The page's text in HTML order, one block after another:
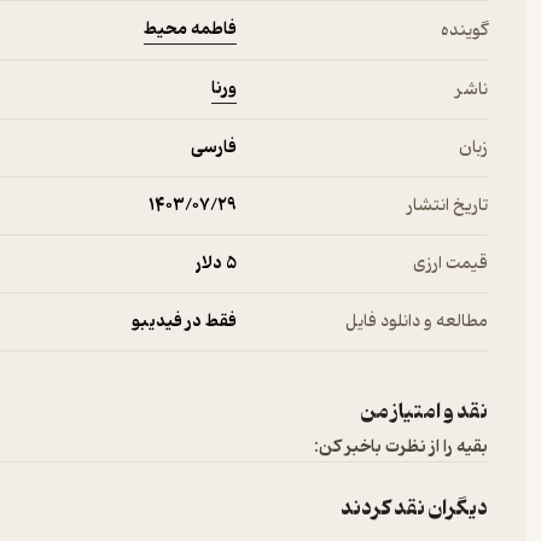
گوینده فاطمه محیط
ناشر ورنا
زبان فارسی
تاریخ انتشار ۱۴۰۳/۰۷/۲۹
قیمت ارزی 5 دلار
مطالعه و دانلود فایل فقط در فیدیبو
نقد و امتیاز من
بقیه را از نظرت باخبر کن:
دیگران نقد کردند